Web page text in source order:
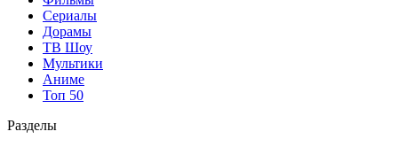
Сериалы
Дорамы
ТВ Шоу
Мультики
Аниме
Топ 50
Разделы